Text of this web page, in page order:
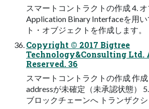
スマートコントラクトの作成 4.
Application Binary Interfaceを⽤
ト・オブジェクトを作成します。
Copyright © 2017 Bigtree
Technology&Consulting Ltd.
Reserved. 36
スマートコントラクトの作成 作成
addressが未確定（未承認状態）
ブロックチェーンへ トランザク